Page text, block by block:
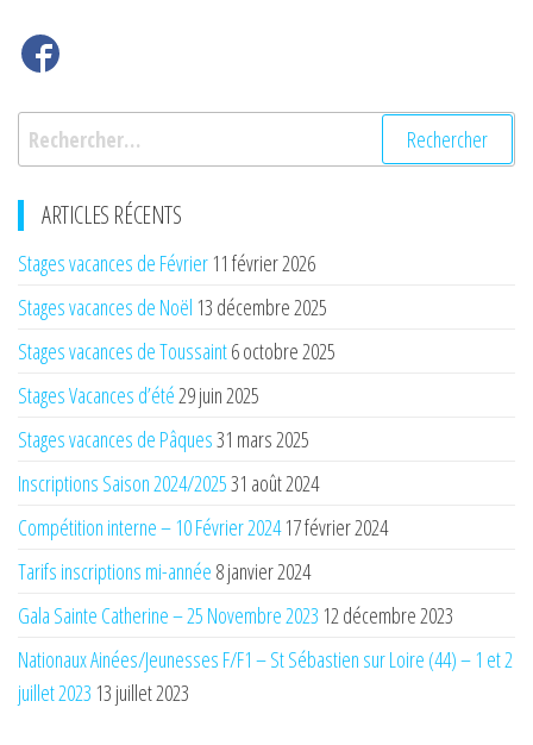
Rechercher :
ARTICLES RÉCENTS
Stages vacances de Février 11 février 2026
Stages vacances de Noël 13 décembre 2025
Stages vacances de Toussaint6 octobre 2025
Stages Vacances d’été29 juin 2025
Stages vacances de Pâques31 mars 2025
Inscriptions Saison 2024/202531 août 2024
Compétition interne – 10 Février 2024 17 février 2024
Tarifs inscriptions mi-année 8 janvier 2024
Gala Sainte Catherine – 25 Novembre 2023 12 décembre 2023
Nationaux Ainées/Jeunesses F/F1 – St Sébastien sur Loire (44) – 1 et 2
juillet 2023 13 juillet 2023